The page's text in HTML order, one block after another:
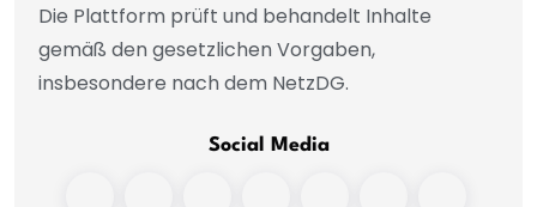
Die Plattform prüft und behandelt Inhalte
gemäß den gesetzlichen Vorgaben,
insbesondere nach dem NetzDG.
Social Media